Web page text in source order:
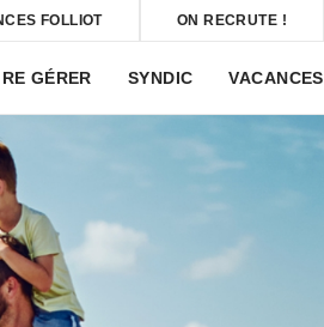
FOLLIOT ON RECRUTE !
GÉRER SYNDIC VACANCES